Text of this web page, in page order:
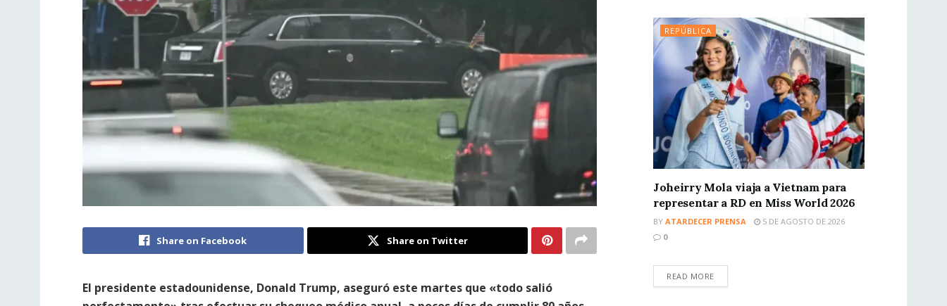
Share on Facebook Share on Twitter
El presidente estadounidense, Donald Trump, aseguró este martes que «todo salió
REPÚBLICA
Joheirry Mola viaja a Vietnam para
representar a RD en Miss World 2026
BY ATARDECER PRENSA
5 DE AGOSTO DE 2026
0
READ MORE